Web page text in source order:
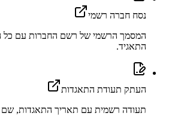
נסח חברה רשמי
המסמך הרשמי של רשם החברות עם כל
התאגיד.
העתק תעודת התאגדות
תעודה רשמית עם תאריך התאגדות, שם